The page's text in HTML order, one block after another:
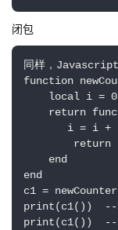
闭包
同样，Javascript
function
local i = 0
return
i = i +
return
end
end
c1 =
print(c1())  --
print(c1())  --